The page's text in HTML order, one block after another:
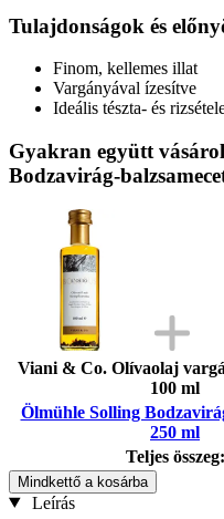
Tulajdonságok és
Finom, kellemes illat
Vargányával ízesítve
Ideális tészta- és
Gyakran együtt
Bodzavirág-
Viani & Co. Olívaolaj
100 ml
Ölmühle Solling
250 ml
Teljes összeg:
Mindkettő a kosárba
Leírás